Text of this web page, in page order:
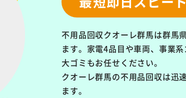
不用品回収クオーレ群馬は群馬
ます。 家電4品目や車両、事業
大ゴミもお任せください。
クオーレ群馬の不用品回収は迅
ます。